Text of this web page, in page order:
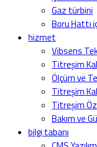
Gaz türbini
Boru Hattı
hizmet
Vibsens
Titreşim
Ölçüm ve
Titreşim
Titreşim
Bakım ve
bilgi tabanı